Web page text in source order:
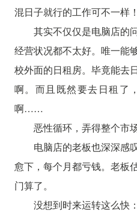
混日子就行的工作可不一样！
其实不仅仅是电脑店的
经营状况都不太好。唯一能
校外面的日租房。毕竟能去
啊。而且既然要去日租了
啊……
恶性循环，弄得整个市
电脑店的老板也深深感
愈下，每个月都亏钱。老板
门算了。
没想到时来运转这么快